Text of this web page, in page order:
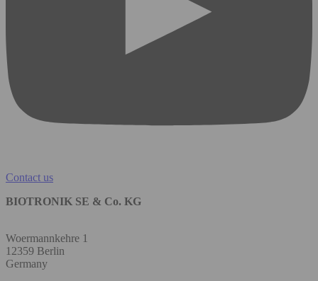
Contact us
BIOTRONIK SE & Co. KG
Woermannkehre 1
12359 Berlin
Germany